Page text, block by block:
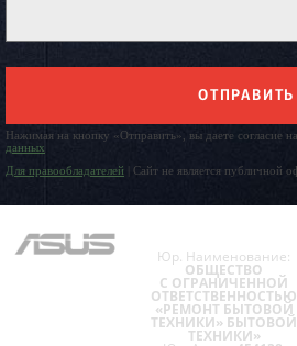
ОТПРАВИТЬ
Нажимая на кнопку «Отправить», вы даете согласие
данных
Для правообладателей | Сайт не является публичной
Юр. Наименование:
ОБЩЕСТВО
С ОГРАНИЧЕННОЙ
ОТВЕТСТВЕННОСТЬЮ
«РЕМОНТ БЫТОВОЙ
ТЕХНИКИ» БЫТОВОЙ
ТЕХНИКИ»